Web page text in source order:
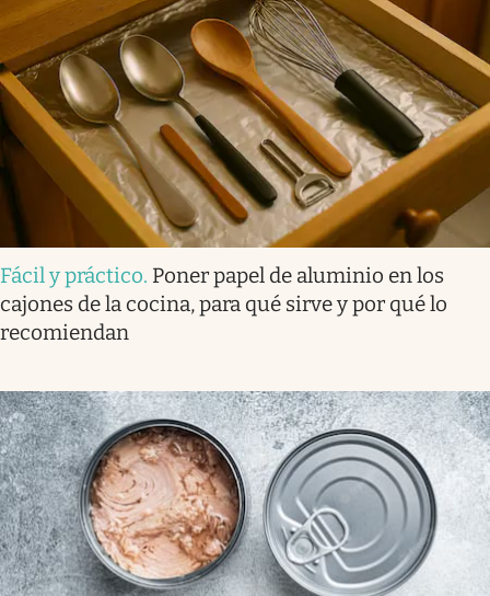
Fácil y práctico. Poner papel de aluminio en los
cajones de la cocina, para qué sirve y por qué lo
recomiendan